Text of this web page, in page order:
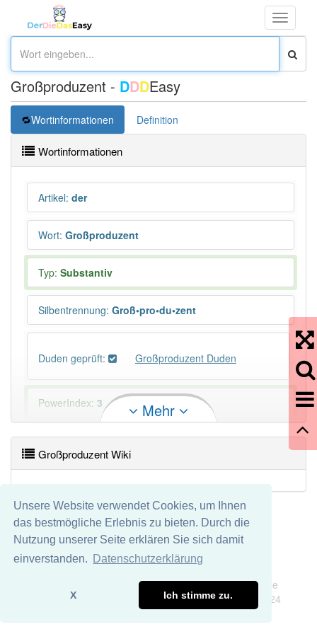
Unsere Website verwendet Cookies, um Ihnen
das bestmögliche Erlebnis zu bieten. Durch die
Nutzung unserer Seite erklären Sie sich damit
einverstanden.
Datenschutzerklärung
X Ich stimme zu.
Toggle
Großproduzent - DDDEasy
Wortinformationen Definition
Wortinformationen
Artikel: der
Wort: Großproduzent
Typ: Substantiv
Silbentrennung: Groß•pro•du•zent
Duden geprüft: Großproduzent Duden
PowerIndex: 3
Häufigkeit: 4 von 10
Wörter mit Endung -großproduzent aber mit einem
anderen Artikelder: 0
86% unserer Spielapp-Nutzer haben den Artikel
Mehr
Großproduzent Wiki
Wir übernehmen keine Garantie und keine Haftung für die
Richtigkeit und Vollständigkeit dieser Seite. DDDEasy 2024